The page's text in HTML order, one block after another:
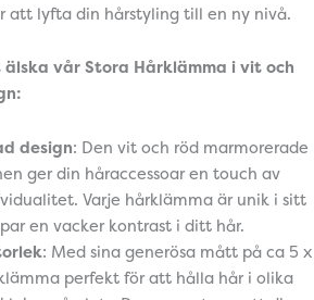
att lyfta din hårstyling till en ny nivå.
vår Stora Hårklämma i vit och
design: Den vit och röd marmorerade
ger din håraccessoar en touch av
Varje hårklämma är unik i sitt
en vacker kontrast i ditt hår.
: Med sina generösa mått på ca 5 x
perfekt för att hålla hår i olika